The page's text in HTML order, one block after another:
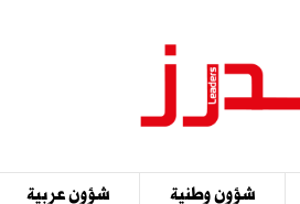
شؤون وطنية شؤون عربية